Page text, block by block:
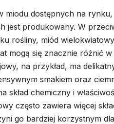
dostępnych na rynku,
jest produkowany. W
rośliny, miód
mogą się znacznie różnić
na przykład, ma
smakiem oraz
skład chemiczny i
często zawiera więcej
go bardziej korzystnym